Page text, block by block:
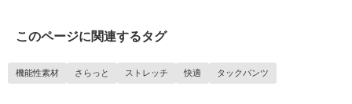
このページに関連するタグ
機能性素材 さらっと ストレッチ 快適 タックパンツ